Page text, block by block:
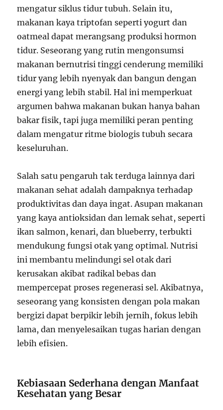
mengatur siklus tidur tubuh. Selain itu,
makanan kaya triptofan seperti yogurt dan
oatmeal dapat merangsang produksi hormon
tidur. Seseorang yang rutin mengonsumsi
makanan bernutrisi tinggi cenderung memiliki
tidur yang lebih nyenyak dan bangun dengan
energi yang lebih stabil. Hal ini memperkuat
argumen bahwa makanan bukan hanya bahan
bakar fisik, tapi juga memiliki peran penting
dalam mengatur ritme biologis tubuh secara
keseluruhan.
Salah satu pengaruh tak terduga lainnya dari
makanan sehat adalah dampaknya terhadap
produktivitas dan daya ingat. Asupan makanan
yang kaya antioksidan dan lemak sehat, seperti
ikan salmon, kenari, dan blueberry, terbukti
mendukung fungsi otak yang optimal. Nutrisi
ini membantu melindungi sel otak dari
kerusakan akibat radikal bebas dan
mempercepat proses regenerasi sel. Akibatnya,
seseorang yang konsisten dengan pola makan
bergizi dapat berpikir lebih jernih, fokus lebih
lama, dan menyelesaikan tugas harian dengan
lebih efisien.
Kebiasaan Sederhana dengan Manfaat
Kesehatan yang Besar